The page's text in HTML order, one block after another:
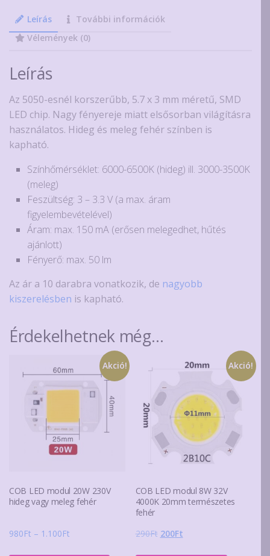
SMD
LED,
mennyiség
Leírás
További információk
Vélemények (0)
Leírás
Az 5050-esnél korszerűbb, 5.7 x 3 mm méretű, SMD
LED chip. Nagy fényereje miatt elsősorban világításra
használatos. Hideg és meleg fehér színben is
kapható.
Színhőmérséklet: 6000-6500K (hideg) ill. 3000-3500K
(meleg)
Feszültség: 3 – 3.3 V (a max. áram
figyelembevételével)
Áram: max. 150 mA (erősen melegedhet, hűtés
ajánlott)
Fényerő: max. 50 lm
Az ár a 10 darabra vonatkozik, de nagyobb
kiszerelésben is kapható.
Érdekelhetnek még…
Akció!
COB LED modul 20W 230V
hideg vagy meleg fehér
980Ft – 1.100Ft
Akció!
COB LED modul 8W 32V
4000K 20mm természetes
fehér
290Ft Original
200FtCurrent